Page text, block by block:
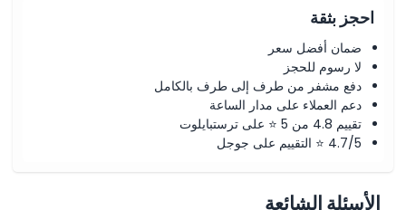
احجز بثقة
ضمان أفضل سعر
لا رسوم للحجز
دفع مشفر من طرف إلى طرف بالكامل
دعم العملاء على مدار الساعة
تقييم 4.8 من 5 ⭐ على ترستبايلوت
4.7/5 ⭐ التقييم على جوجل
الأسئلة الشائعة